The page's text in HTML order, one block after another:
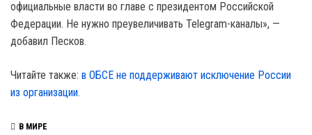
официальные власти во главе с президентом Российской
Федерации. Не нужно преувеличивать Telegram-каналы», —
добавил Песков.
Читайте также: в ОБСЕ не поддерживают исключение России
из организации.
В МИРЕ